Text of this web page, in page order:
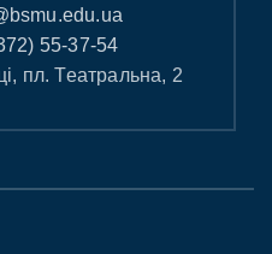
55-37-54
пл. Театральна, 2